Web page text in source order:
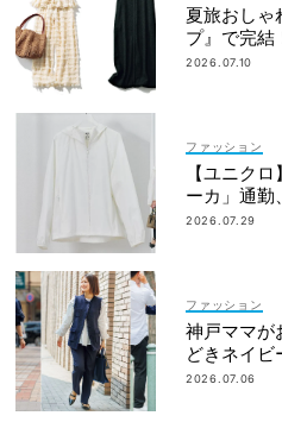
夏旅おしゃ
プ』で完結
たのは？
2026.07.10
ファッション
【ユニク
ーカ」通
こなし3選
2026.07.29
ファッション
神戸ママが
どきネイビ
2026.07.06